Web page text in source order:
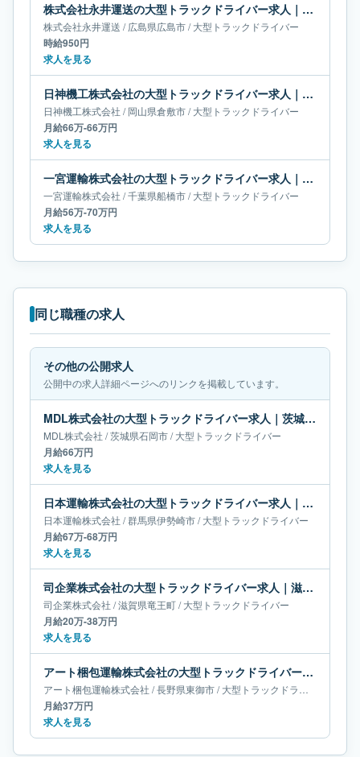
株式会社永井運送の大型トラックドライバー求人｜広島県広島市
株式会社永井運送 /広島県広島市/大型トラックドライバー
時給950円
求人を見る
日神機工株式会社の大型トラックドライバー求人｜岡山県倉敷市｜月給66万-66万円
日神機工株式会社 /岡山県倉敷市/大型トラックドライバー
月給66万-66万円
求人を見る
一宮運輸株式会社の大型トラックドライバー求人｜千葉県船橋市｜月給56万-70万円
一宮運輸株式会社 /千葉県船橋市/大型トラックドライバー
月給56万-70万円
求人を見る
同じ職種の求人
その他の公開求人
公開中の求人詳細ページへのリンクを掲載しています。
MDL株式会社の大型トラックドライバー求人｜茨城県石岡市｜月給66万円
MDL株式会社 /茨城県石岡市/大型トラックドライバー
月給66万円
求人を見る
日本運輸株式会社の大型トラックドライバー求人｜群馬県伊勢崎市｜月給67万-68万円
日本運輸株式会社 /群馬県伊勢崎市/大型トラックドライバー
月給67万-68万円
求人を見る
司企業株式会社の大型トラックドライバー求人｜滋賀県竜王町｜月給20万-38万円
司企業株式会社 /滋賀県竜王町/大型トラックドライバー
月給20万-38万円
求人を見る
アート梱包運輸株式会社の大型トラックドライバー求人｜長野県東御市｜月給37万円
アート梱包運輸株式会社 /長野県東御市/大型トラックドライバー
月給37万円
求人を見る